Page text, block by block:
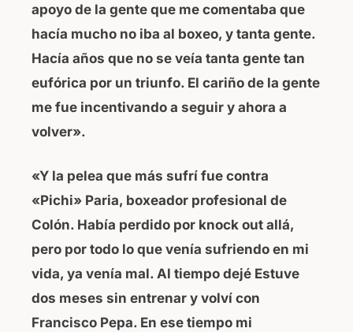
apoyo de la gente que me comentaba que
hacía mucho no iba al boxeo, y tanta gente.
Hacía años que no se veía tanta gente tan
eufórica por un triunfo. El cariño de la gente
me fue incentivando a seguir y ahora a
volver».
«Y la pelea que más sufrí fue contra
«Pichi» Paria, boxeador profesional de
Colón. Había perdido por knock out allá,
pero por todo lo que venía sufriendo en mi
vida, ya venía mal. Al tiempo dejé Estuve
dos meses sin entrenar y volví con
Francisco Pepa. En ese tiempo mi